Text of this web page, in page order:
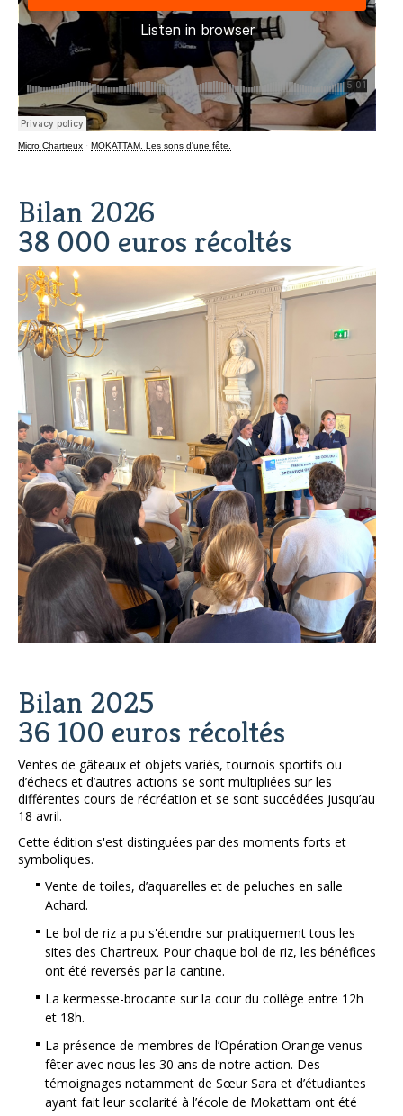
Micro Chartreux · MOKATTAM. Les sons d'une fête.
Bilan 2026
38 000 euros récoltés
Bilan 2025
36 100 euros récoltés
Ventes de gâteaux et objets variés, tournois sportifs ou
d’échecs et d’autres actions se sont multipliées sur les
différentes cours de récréation et se sont succédées jusqu’au
18 avril.
Cette édition s'est distinguées par des moments forts et
symboliques.
Vente de toiles, d’aquarelles et de peluches en salle
Achard.
Le bol de riz a pu s'étendre sur pratiquement tous les
sites des Chartreux. Pour chaque bol de riz, les bénéfices
ont été reversés par la cantine.
La kermesse-brocante sur la cour du collège entre 12h
et 18h.
La présence de membres de l’Opération Orange venus
fêter avec nous les 30 ans de notre action. Des
témoignages notamment de Sœur Sara et d’étudiantes
ayant fait leur scolarité à l’école de Mokattam ont été